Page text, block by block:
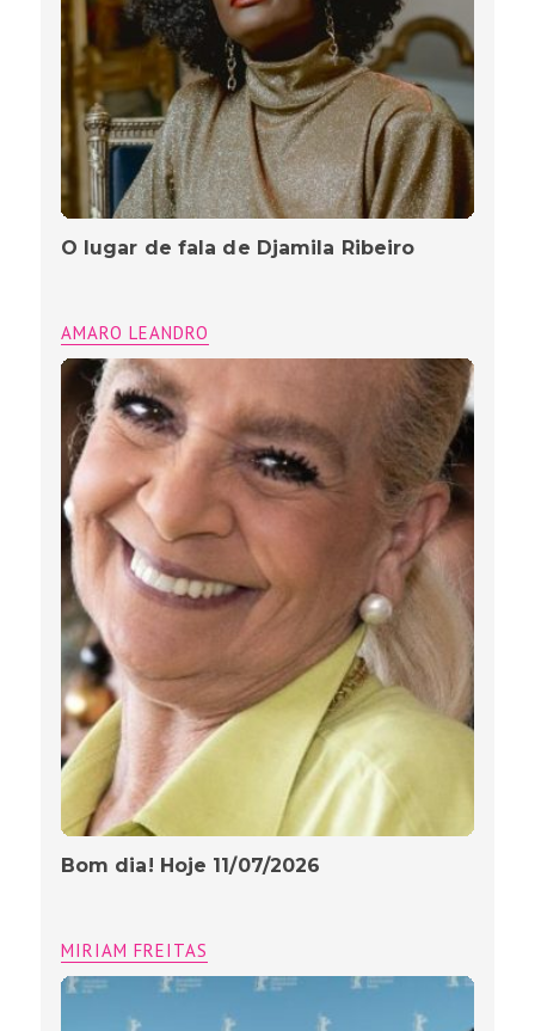
O lugar de fala de Djamila Ribeiro
AMARO LEANDRO
Bom dia! Hoje 11/07/2026
MIRIAM FREITAS